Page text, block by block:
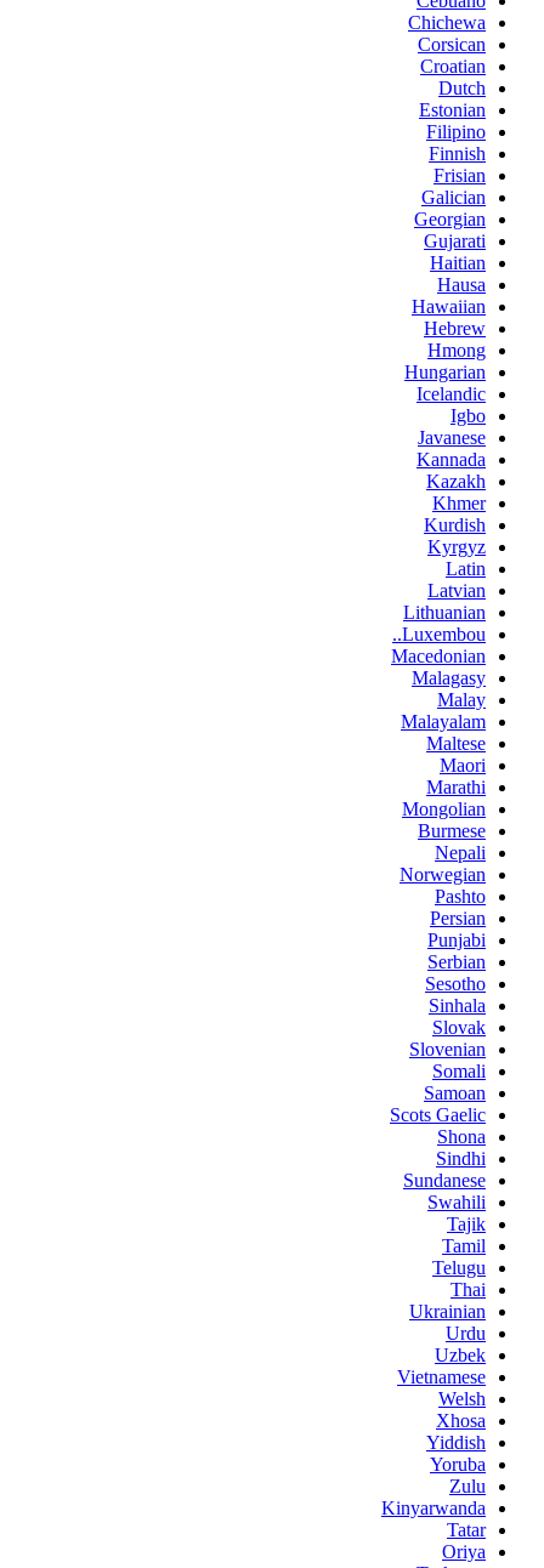
Chichewa
Corsican
Croatian
Dutch
Estonian
Filipino
Finnish
Frisian
Galician
Georgian
Gujarati
Haitian
Hausa
Hawaiian
Hebrew
Hmong
Hungarian
Icelandic
Igbo
Javanese
Kannada
Kazakh
Khmer
Kurdish
Kyrgyz
Latin
Latvian
Lithuanian
Luxembou..
Macedonian
Malagasy
Malay
Malayalam
Maltese
Maori
Marathi
Mongolian
Burmese
Nepali
Norwegian
Pashto
Persian
Punjabi
Serbian
Sesotho
Sinhala
Slovak
Slovenian
Somali
Samoan
Scots Gaelic
Shona
Sindhi
Sundanese
Swahili
Tajik
Tamil
Telugu
Thai
Ukrainian
Urdu
Uzbek
Vietnamese
Welsh
Xhosa
Yiddish
Yoruba
Zulu
Kinyarwanda
Tatar
Oriya